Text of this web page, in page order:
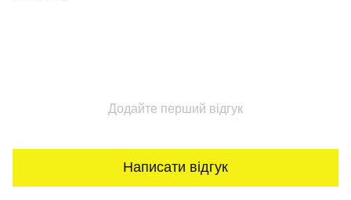
Додайте перший відгук
Написати відгук